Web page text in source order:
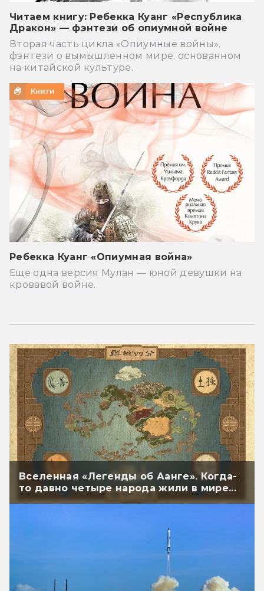
Читаем книгу: Ребекка Куанг «Республика
Дракон» — фэнтези об опиумной войне
Вторая часть цикла «Опиумные войны»,
фэнтези о вымышленном мире, основанном
на китайской культуре.
Книги
Ребекка Куанг «Опиумная война»
Еще одна версия Мулан — юной девушки на
кровавой войне.
Вселенная «Легенды об Аанге». Когда-
то давно четыре народа жили в мире...